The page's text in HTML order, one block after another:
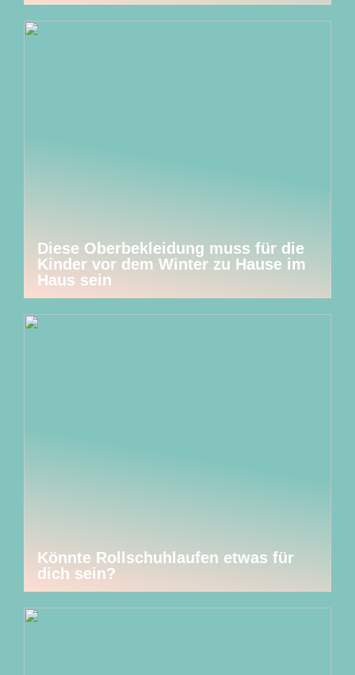
Diese Oberbekleidung muss für die
Kinder vor dem Winter zu Hause im
Haus sein
Könnte Rollschuhlaufen etwas für
dich sein?